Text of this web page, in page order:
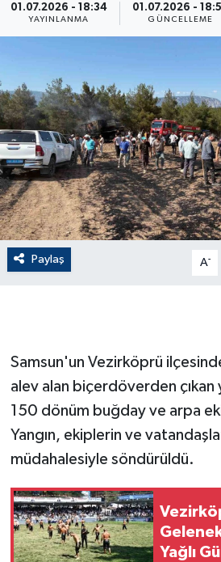
01.07.2026 - 18:34
YAYINLANMA
01.07.2026 -
GÜNCELLEME
Paylaş A-
Samsun'un Vezirköprü
alev alan biçerdöverden çıkan
150 dönüm buğday ve arpa
Yangın, ekiplerin ve
müdahalesiyle söndürüldü.
Yağlı
Dış Haberler
Dünya
EĞİTİM
EKONOMİ
English News
Finans
GENEL
GÜNDEM
HABERDE İNSAN
İNSAN